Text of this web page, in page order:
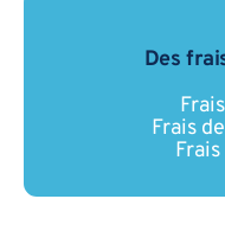
Des
Frais